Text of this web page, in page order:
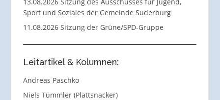
Sport und Soziales der Gemeinde Suderburg
11.08.2026 Sitzung der Grüne/SPD-Gruppe
Leitartikel & Kolumnen:
Andreas Paschko
Niels Tümmler (Plattsnacker)